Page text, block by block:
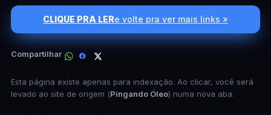
CLIQUE PRA LERe volte pra ver mais links »
Compartilhar
Esta página existe apenas para indexação. Ao clicar, você será
levado ao site de origem (Pingando Óleo) numa nova aba.